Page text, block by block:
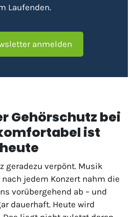
Laufenden.
anmelden
Gehörschutz bei
ist
geradezu verpönt. Musik
jedem Konzert nahm die
vorübergehend ab – und
dauerhaft. Heute wird